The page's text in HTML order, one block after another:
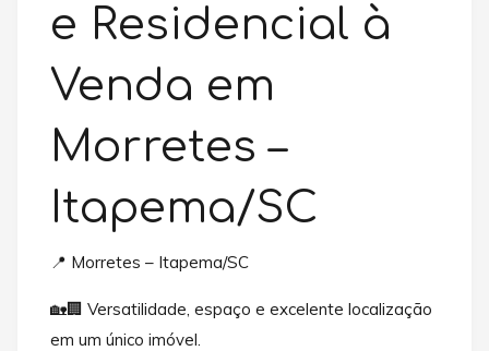
e Residencial à
Venda em
Morretes –
Itapema/SC
📍 Morretes – Itapema/SC
🏡🏢 Versatilidade, espaço e excelente localização
em um único imóvel.